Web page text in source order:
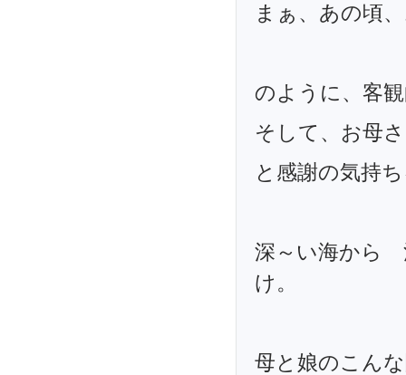
まぁ、あの頃
のように、客
そして、お母
と感謝の気持
深～い海から
け。
母と娘のこん